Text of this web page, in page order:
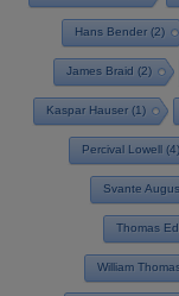
Hans Bender(2)
James Braid (2)
Kaspar Hauser(1)
Percival Lowell (4)
Svante
Thomas
William